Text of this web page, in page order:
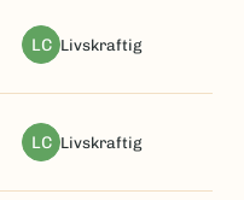
LC livskraftig
LC livskraftig